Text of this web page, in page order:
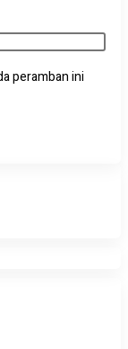
peramban ini